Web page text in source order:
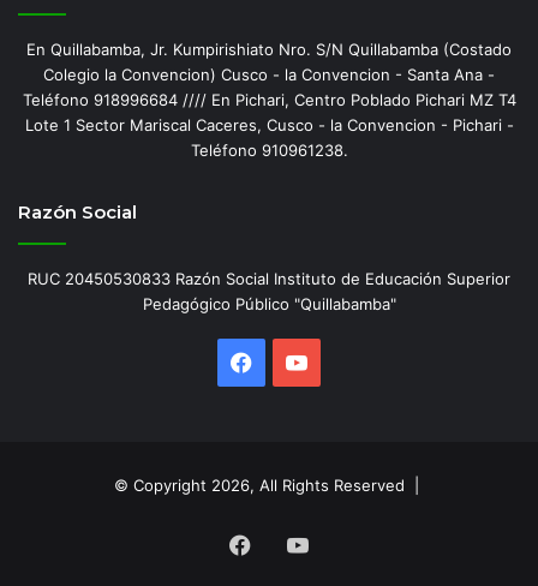
En Quillabamba, Jr. Kumpirishiato Nro. S/N Quillabamba (Costado
Colegio la Convencion) Cusco - la Convencion - Santa Ana -
Teléfono 918996684 //// En Pichari, Centro Poblado Pichari MZ T4
Lote 1 Sector Mariscal Caceres, Cusco - la Convencion - Pichari -
Teléfono 910961238.
Razón Social
RUC 20450530833 Razón Social Instituto de Educación Superior
Pedagógico Público "Quillabamba"
Facebook
© Copyright 2026, All Rights Reserved |
Facebook